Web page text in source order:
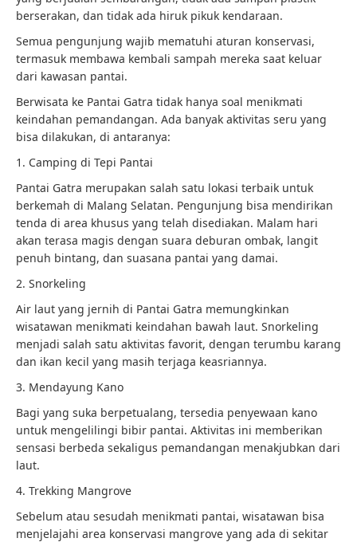
berserakan, dan tidak ada hiruk pikuk kendaraan.
Semua pengunjung wajib mematuhi aturan konservasi,
termasuk membawa kembali sampah mereka saat keluar
dari kawasan pantai.
Berwisata ke Pantai Gatra tidak hanya soal menikmati
keindahan pemandangan. Ada banyak aktivitas seru yang
bisa dilakukan, di antaranya:
1. Camping di Tepi Pantai
Pantai Gatra merupakan salah satu lokasi terbaik untuk
berkemah di Malang Selatan. Pengunjung bisa mendirikan
tenda di area khusus yang telah disediakan. Malam hari
akan terasa magis dengan suara deburan ombak, langit
penuh bintang, dan suasana pantai yang damai.
2. Snorkeling
Air laut yang jernih di Pantai Gatra memungkinkan
wisatawan menikmati keindahan bawah laut. Snorkeling
menjadi salah satu aktivitas favorit, dengan terumbu karang
dan ikan kecil yang masih terjaga keasriannya.
3. Mendayung Kano
Bagi yang suka berpetualang, tersedia penyewaan kano
untuk mengelilingi bibir pantai. Aktivitas ini memberikan
sensasi berbeda sekaligus pemandangan menakjubkan dari
laut.
4. Trekking Mangrove
Sebelum atau sesudah menikmati pantai, wisatawan bisa
menjelajahi area konservasi mangrove yang ada di sekitar